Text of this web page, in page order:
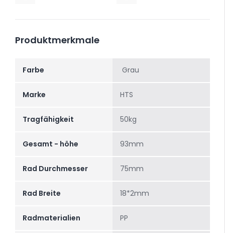
Produktmerkmale
Farbe Grau
Marke HTS
Tragfähigkeit 50kg
Gesamt - höhe 93mm
Rad Durchmesser 75mm
Rad Breite 18*2mm
Radmaterialien PP